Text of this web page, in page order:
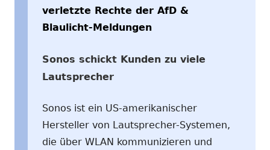
verletzte Rechte der AfD &
Blaulicht-Meldungen
Sonos schickt Kunden zu viele
Lautsprecher
Sonos ist ein US-amerikanischer
Hersteller von Lautsprecher-Systemen,
die über WLAN kommunizieren und